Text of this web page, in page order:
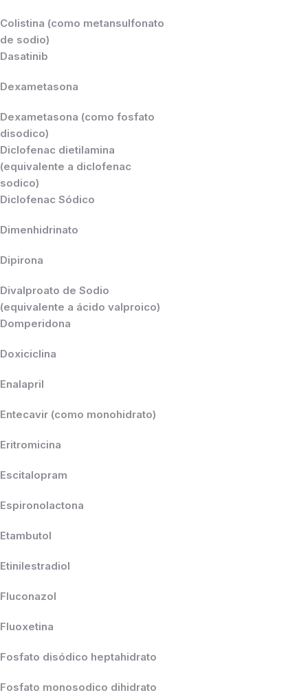
Colistina (como metansulfonato
de sodio)
Dasatinib
Dexametasona
Dexametasona (como fosfato
disodico)
Diclofenac dietilamina
(equivalente a diclofenac
sodico)
Diclofenac Sódico
Dimenhidrinato
Dipirona
Divalproato de Sodio
(equivalente a ácido valproico)
Domperidona
Doxiciclina
Enalapril
Entecavir (como monohidrato)
Eritromicina
Escitalopram
Espironolactona
Etambutol
Etinilestradiol
Fluconazol
Fluoxetina
Fosfato disódico heptahidrato
Fosfato monosodico dihidrato